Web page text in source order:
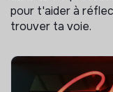
pour t'aider à
trouver ta voie.